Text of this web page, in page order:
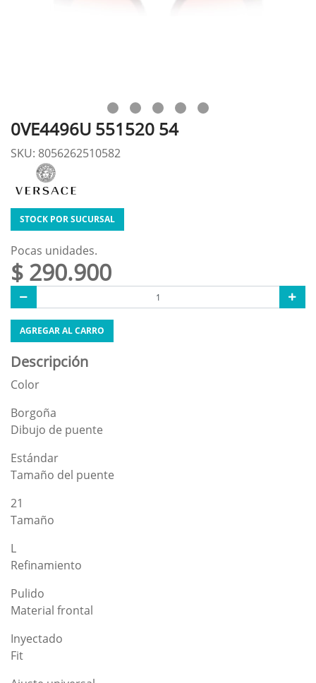
0VE4496U 551520 54
SKU: 8056262510582
STOCK POR SUCURSAL
Pocas unidades.
$ 290.900
AGREGAR AL CARRO
Descripción
Color
Borgoña
Dibujo de puente
Estándar
Tamaño del puente
21
Tamaño
L
Refinamiento
Pulido
Material frontal
Inyectado
Fit